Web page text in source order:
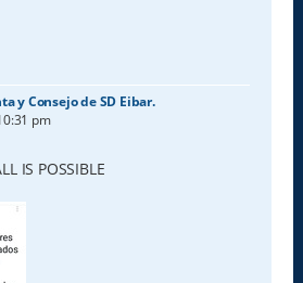
y Consejo de SD Eibar.
pm
IS POSSIBLE